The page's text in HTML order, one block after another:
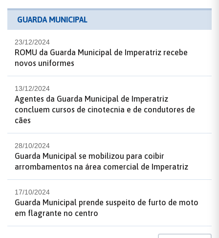
GUARDA MUNICIPAL
23/12/2024
ROMU da Guarda Municipal de Imperatriz recebe
novos uniformes
13/12/2024
Agentes da Guarda Municipal de Imperatriz
concluem cursos de cinotecnia e de condutores de
cães
28/10/2024
Guarda Municipal se mobilizou para coibir
arrombamentos na área comercial de Imperatriz
17/10/2024
Guarda Municipal prende suspeito de furto de moto
em flagrante no centro